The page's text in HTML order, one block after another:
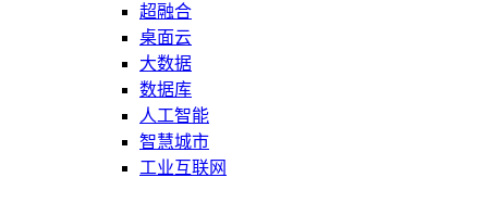
超融合
桌面云
大数据
数据库
人工智能
智慧城市
工业互联网